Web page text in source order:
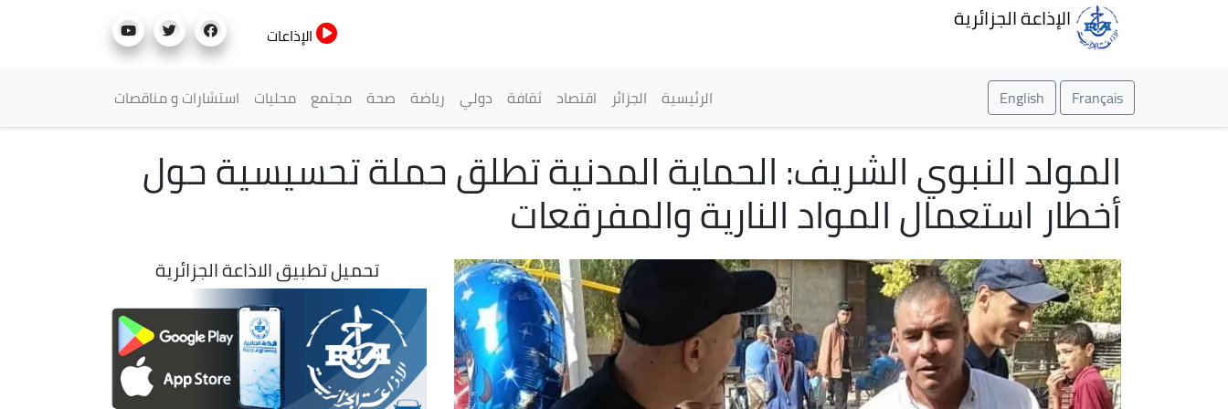
الإذاعة الجزائرية
الإذاعات
Français
English القائمة الرئيسية
الرئيسية الجزائر اقتصاد ثقافة دولي رياضة صحة مجتمع محليات استشارات و مناقصات
المولد النبوي الشريف: الحماية المدنية تطلق حملة تحسيسية حول
أخطار استعمال المواد النارية والمفرقعات
تحميل تطبيق الاذاعة الجزائرية